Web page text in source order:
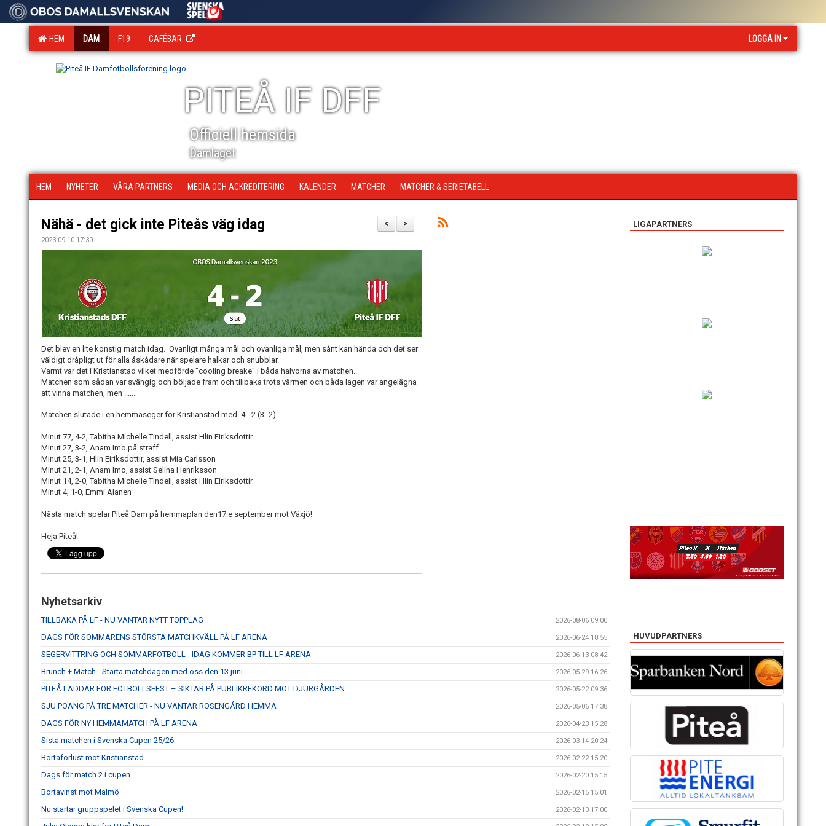
HEM DAM F19 CAFÉBAR LOGGA IN
PITEÅ IF DFF
Officiell hemsida
Damlaget
HEM NYHETER VÅRA PARTNERS MEDIA OCH ACKREDITERING KALENDER MATCHER MATCHER & SERIETABELL
>
<
Nähä - det gick inte Piteås väg idag
2023-09-10 17:30
Det blev en lite konstig match idag. Ovanligt många mål och ovanliga mål, men sånt kan hända och det ser
väldigt dråpligt ut för alla åskådare när spelare halkar och snubblar.
Varmt var det i Kristianstad vilket medförde "cooling breake" i båda halvorna av matchen.
Matchen som sådan var svängig och böljade fram och tillbaka trots värmen och båda lagen var angelägna
att vinna matchen, men ......
Matchen slutade i en hemmaseger för Kristianstad med 4 - 2 (3- 2).
Minut 77, 4-2,Tabitha Michelle Tindell, assist Hlin Eiriksdottir
Minut 27, 3-2, Anam Imo på straff
Minut 25, 3-1, H lin Eiriksdottir, assist Mia Carlsson
Minut 21, 2-1, Anam Imo, assist Selina Henriksson
Minut 14, 2-0,Tabitha Michelle Tindell, assist H lin Eiriksdottir
Minut 4, 1-0, Emmi Alanen
Nästa match spelar Piteå Dam på hemmaplan den17:e september mot Växjö!
Heja Piteå!
Nyhetsarkiv
TILLBAKA PÅ LF - NU VÄNTAR NYTT TOPPLAG 2026-08-06 09:00
DAGS FÖR SOMMARENS STÖRSTA MATCHKVÄLL PÅ LF ARENA 2026-06-24 18:55
SEGERVITTRING OCH SOMMARFOTBOLL - IDAG KOMMER BP TILL LF ARENA 2026-06-13 08:42
Brunch + Match - Starta matchdagen med oss den 13 juni 2026-05-29 16:26
PITEÅ LADDAR FÖR FOTBOLLSFEST – SIKTAR PÅ PUBLIKREKORD MOT DJURGÅRDEN 2026-05-22 09:36
SJU POÄNG PÅ TRE MATCHER - NU VÄNTAR ROSENGÅRD HEMMA 2026-05-06 17:38
DAGS FÖR NY HEMMAMATCH PÅ LF ARENA 2026-04-23 15:28
Sista matchen i Svenska Cupen 25/26 2026-03-14 20:24
Bortaförlust mot Kristianstad 2026-02-22 15:20
Dags för match 2 i cupen 2026-02-20 15:15
Bortavinst mot Malmö 2026-02-15 15:01
Nu startar gruppspelet i Svenska Cupen! 2026-02-13 17:00
LIGAPARTNERS
HUVUDPARTNERS